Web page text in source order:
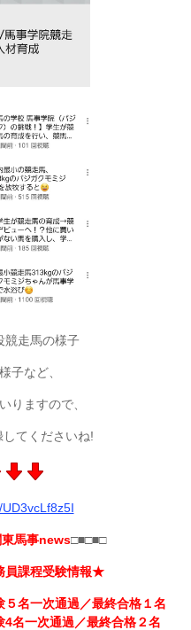
競走馬の様子
子など、
りますので、
てくださいね!
馬事news□■□■□
課程受験情報★
５名一次通過／最終合格１名
4名一次通過／最終合格２名